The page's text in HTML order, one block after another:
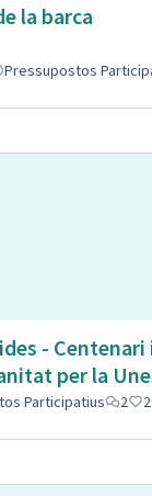
la barca
Pressupostos
- Centenari
per la
Participatius 2